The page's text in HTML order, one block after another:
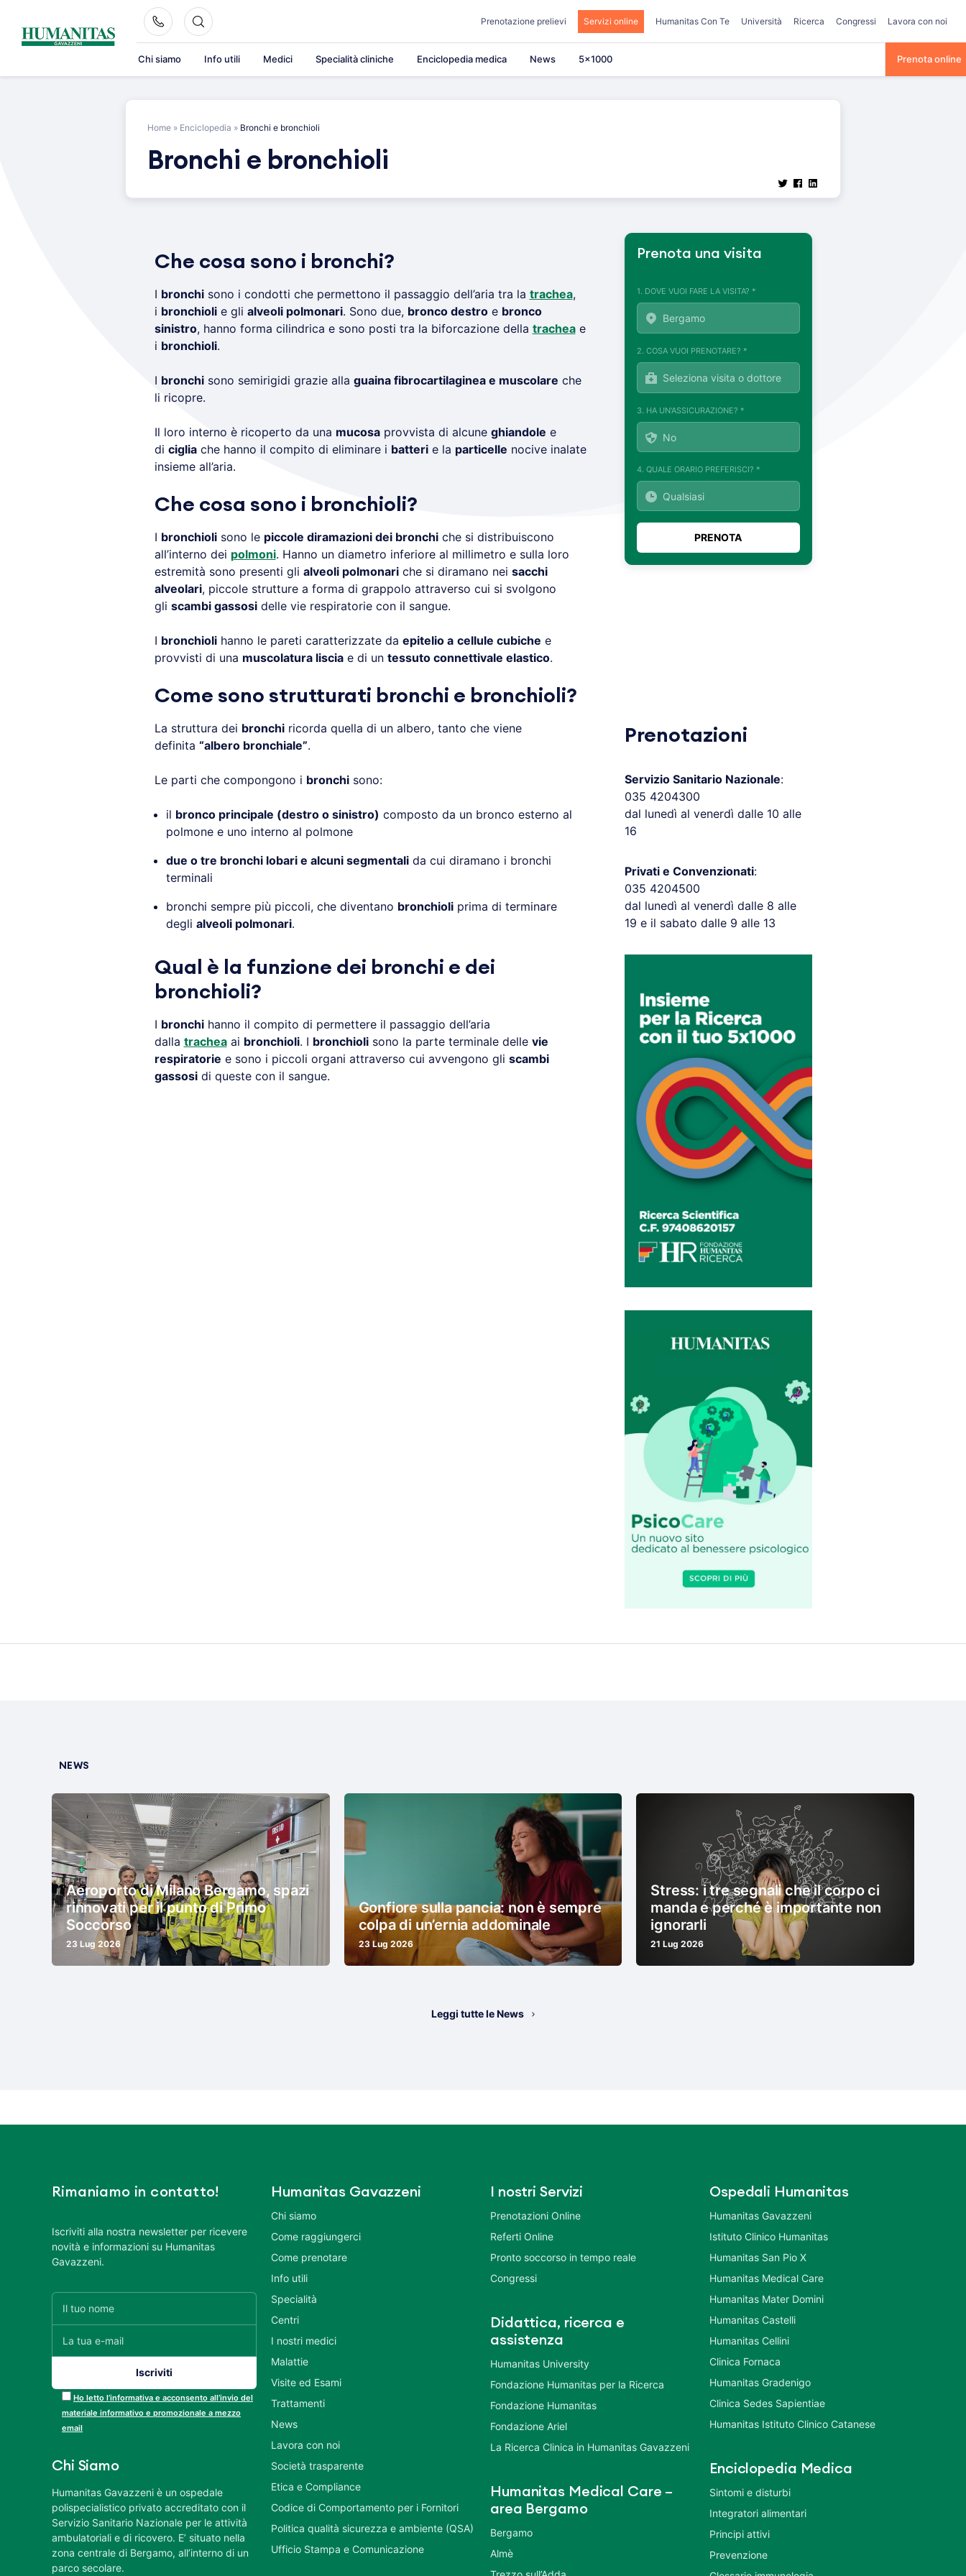
content
Prenotazione prelievi Servizi online Humanitas Con Te Università Ricerca Congressi Lavora con noi
Chi siamo Info utili Medici Specialità cliniche Enciclopedia medica News 5×1000 Prenota online
Home » Enciclopedia » Bronchi e bronchioli
Bronchi e bronchioli
Che cosa sono i bronchi?
I bronchisono i condotti che permettono il passaggio dell’aria tra la trachea,
i bronchiolie gli alveoli polmonari. Sono due, bronco destroe bronco
sinistro, hanno forma cilindrica e sono posti tra la biforcazione della tracheae
i bronchioli.
I bronchisono semirigidi grazie alla guaina fibrocartilaginea e muscolare che
li ricopre.
Il loro interno è ricoperto da una mucosaprovvista di alcune ghiandole e
di cigliache hanno il compito di eliminare i batterie la particelle nocive inalate
insieme all’aria.
Che cosa sono i bronchioli?
I bronchiolisono le piccole diramazioni dei bronchiche si distribuiscono
all’interno dei polmoni. Hanno un diametro inferiore al millimetro e sulla loro
estremità sono presenti gli alveoli polmonariche si diramano nei sacchi
alveolari, piccole strutture a forma di grappolo attraverso cui si svolgono
gli scambi gassosidelle vie respiratorie con il sangue.
I bronchiolihanno le pareti caratterizzate da epitelio a cellule cubiche e
provvisti di una muscolatura lisciae di un tessuto connettivale elastico.
Come sono strutturati bronchi e bronchioli?
La struttura dei bronchiricorda quella di un albero, tanto che viene
definita “albero bronchiale”.
Le parti che compongono i bronchisono:
il bronco principale (destro o sinistro) composto da un bronco esterno al
polmone e uno interno al polmone
due o tre bronchi lobari e alcuni segmentalida cui diramano i bronchi
terminali
bronchi sempre più piccoli, che diventano bronchioliprima di terminare
degli alveoli polmonari.
Qual è la funzione dei bronchi e dei
bronchioli?
I bronchihanno il compito di permettere il passaggio dell’aria
dalla tracheaai bronchioli. I bronchiolisono la parte terminale delle vie
respiratorie e sono i piccoli organi attraverso cui avvengono gli scambi
gassosidi queste con il sangue.
Prenota una visita
1. DOVE VUOI FARE LA VISITA? *
2. COSA VUOI PRENOTARE? *
3. HA UN'ASSICURAZIONE? *
4. QUALE ORARIO PREFERISCI? *
Prenotazioni
Servizio Sanitario Nazionale:
035 4204300
dal lunedì al venerdì dalle 10 alle
16
Privati e Convenzionati:
035 4204500
dal lunedì al venerdì dalle 8 alle
19 e il sabato dalle 9 alle 13
NEWS
Aeroporto di Milano Bergamo, spazi
rinnovati per il punto di Primo
Soccorso
23 Lug 2026
Gonfiore sulla pancia: non è sempre
colpa di un’ernia addominale
23 Lug 2026
Stress: i tre segnali che il corpo ci
manda e perché è importante non
ignorarli
21 Lug 2026
Leggi tutte le News
Rimaniamo in contatto!
Iscriviti alla nostra newsletter per ricevere
novità e informazioni su Humanitas
Gavazzeni.
Ho letto l’informativa e acconsento all’invio del
materiale informativo e promozionale a mezzo
email
Chi Siamo
Humanitas Gavazzeni è un ospedale
polispecialistico privato accreditato con il
Servizio Sanitario Nazionale per le attività
ambulatoriali e di ricovero. E’ situato nella
zona centrale di Bergamo, all’interno di un
parco secolare.
Humanitas Gavazzeni
Chi siamo
Come raggiungerci
Come prenotare
Info utili
Specialità
Centri
I nostri medici
Malattie
Visite ed Esami
Trattamenti
News
Lavora con noi
Società trasparente
Etica e Compliance
Codice di Comportamento per i Fornitori
Politica qualità sicurezza e ambiente (QSA)
Ufficio Stampa e Comunicazione
I nostri Servizi
Prenotazioni Online
Referti Online
Pronto soccorso in tempo reale
Congressi
Didattica, ricerca e
assistenza
Humanitas University
Fondazione Humanitas per la Ricerca
Fondazione Humanitas
Fondazione Ariel
La Ricerca Clinica in Humanitas Gavazzeni
Humanitas Medical Care –
area Bergamo
Bergamo
Almè
Ospedali Humanitas
Humanitas Gavazzeni
Istituto Clinico Humanitas
Humanitas San Pio X
Humanitas Medical Care
Humanitas Mater Domini
Humanitas Castelli
Humanitas Cellini
Clinica Fornaca
Humanitas Gradenigo
Clinica Sedes Sapientiae
Humanitas Istituto Clinico Catanese
Enciclopedia Medica
Sintomi e disturbi
Integratori alimentari
Principi attivi
Prevenzione